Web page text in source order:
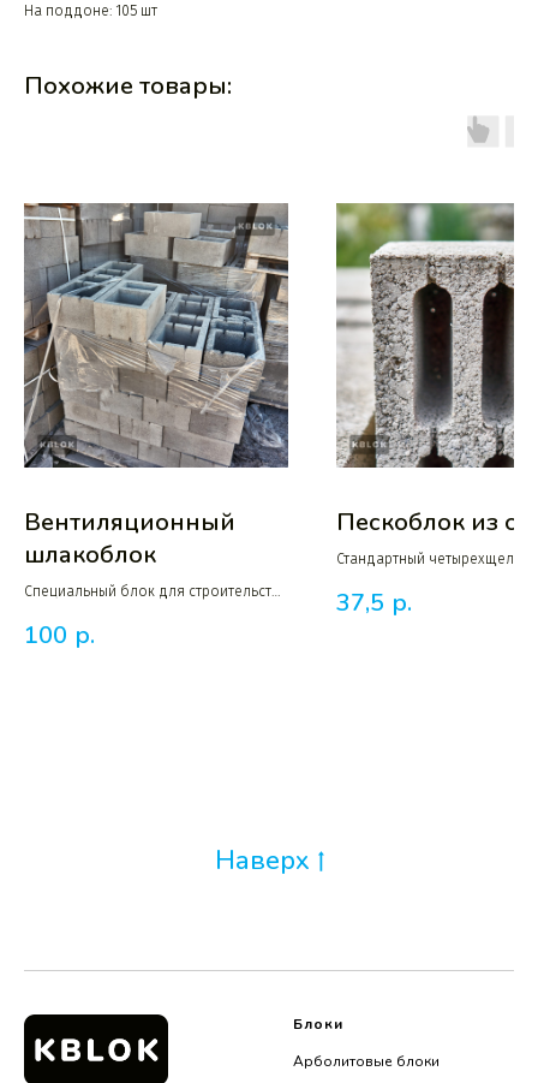
На поддоне: 105 шт
Похожие товары:
Вентиляционный
шлакоблок
Специальный блок для строительства
100 р.
Пескоблок из
Стандартный
дробления
37,5 р.
Наверх
Блоки
Арболитовые блоки